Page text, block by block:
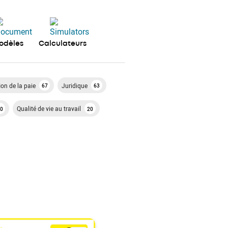
Calculateurs
de la paie 67 Juridique 63
Qualité de vie au travail 20